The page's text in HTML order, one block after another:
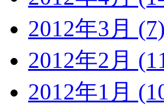
2012年3月 (7)
2012年2月
2012年1月